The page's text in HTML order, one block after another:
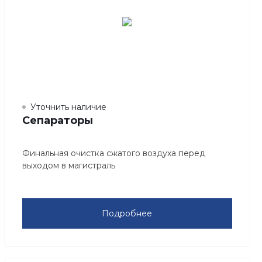
Сепараторы
Уточнить наличие
Финальная очистка сжатого воздуха перед
выходом в магистраль
Подробнее